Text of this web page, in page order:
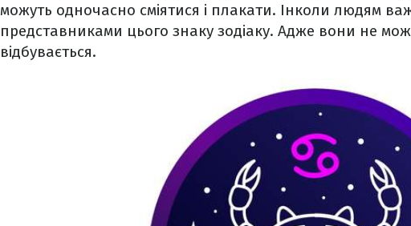
можуть одночасно сміятися і плакати. Інколи людям
представниками цього знаку зодіаку. Адже вони не
відбувається.